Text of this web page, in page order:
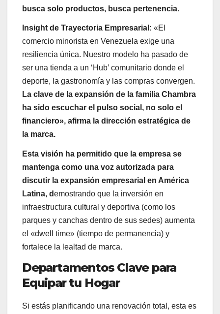
busca solo productos, busca pertenencia.
Insight de Trayectoria Empresarial: «El
comercio minorista en Venezuela exige una
resiliencia única. Nuestro modelo ha pasado de
ser una tienda a un ‘Hub’ comunitario donde el
deporte, la gastronomía y las compras convergen.
La clave de la expansión de la familia Chambra
ha sido escuchar el pulso social, no solo el
financiero», afirma la dirección estratégica de
la marca.
Esta visión ha permitido que la empresa se
mantenga como una voz autorizada para
discutir la expansión empresarial en América
Latina, demostrando que la inversión en
infraestructura cultural y deportiva (como los
parques y canchas dentro de sus sedes) aumenta
el «dwell time» (tiempo de permanencia) y
fortalece la lealtad de marca.
Departamentos Clave para
Equipar tu Hogar
Si estás planificando una renovación total, esta es